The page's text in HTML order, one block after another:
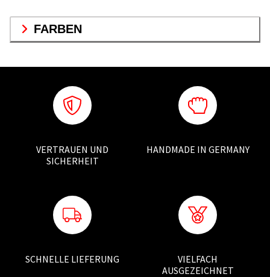
FARBEN
VERTRAUEN UND
SICHERHEIT
HANDMADE IN GERMANY
SCHNELLE LIEFERUNG
VIELFACH
AUSGEZEICHNET